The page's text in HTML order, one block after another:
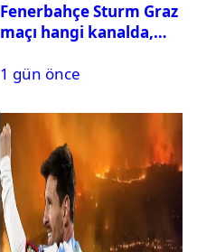
Fenerbahçe Sturm Graz
maçı hangi kanalda,
1 gün önce